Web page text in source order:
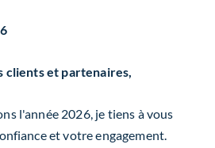
clients et partenaires,
l'année 2026, je tiens à vous
et votre engagement.